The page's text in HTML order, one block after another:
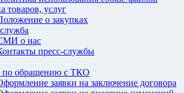
товаров, услуг
о закупках
о нас
пресс-службы
по обращению с ТКО
заявки на заключение договора